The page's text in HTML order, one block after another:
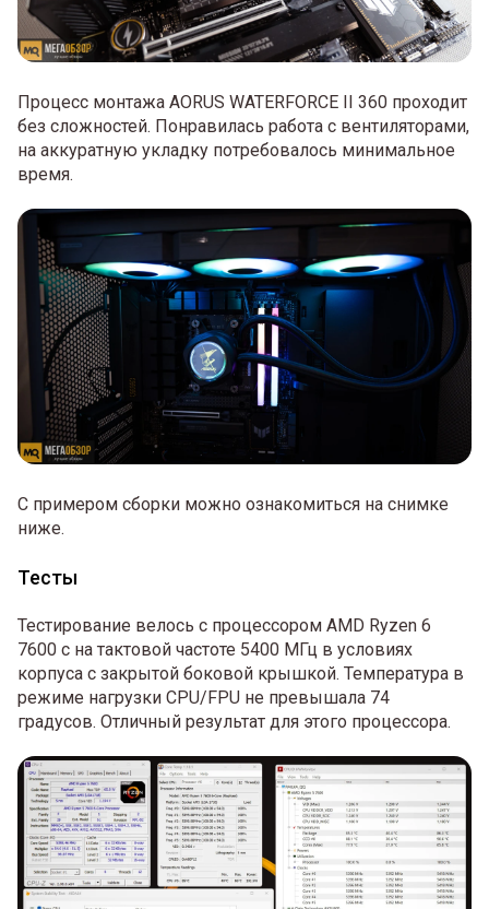
Процесс монтажа AORUS WATERFORCE II 360 проходит
без сложностей. Понравилась работа с вентиляторами,
на аккуратную укладку потребовалось минимальное
время.
С примером сборки можно ознакомиться на снимке
ниже.
Тесты
Тестирование велось с процессором AMD Ryzen 6
7600 с на тактовой частоте 5400 МГц в условиях
корпуса с закрытой боковой крышкой. Температура в
режиме нагрузки CPU/FPU не превышала 74
градусов. Отличный результат для этого процессора.